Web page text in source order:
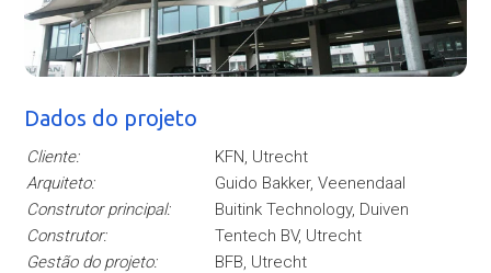
Dados do projeto
Cliente:
KFN, Utrecht
Arquiteto:
Guido Bakker, Veenendaal
Construtor principal:
Buitink Technology, Duiven
Construtor:
Tentech BV, Utrecht
Gestão do projeto:
BFB, Utrecht